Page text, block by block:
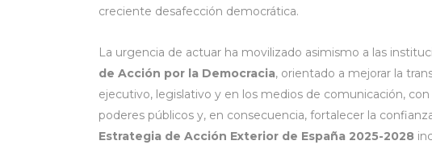
creciente desafección democrática.
La urgencia de actuar ha movilizado asimismo a las
de Acción por la Democracia, orientado a mejorar la
ejecutivo, legislativo y en los medios de comunicación,
poderes públicos y, en consecuencia, fortalecer la
Estrategia de Acción Exterior de España 2025-2028